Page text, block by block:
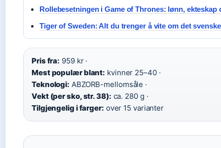
Rollebesetningen i Game of Thrones: lønn, ekteskap
Tiger of Sweden: Alt du trenger å vite om det
Pris fra: 959 kr ·
Mest populær blant: kvinner 25–40 ·
Teknologi: ABZORB-mellomsåle ·
Vekt (per sko, str. 38): ca. 280 g ·
Tilgjengelig i farger: over 15 varianter